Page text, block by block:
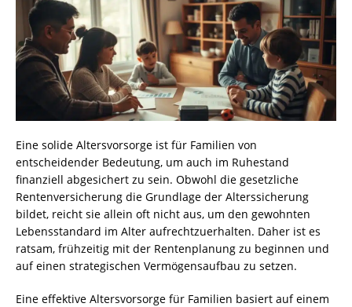
Eine solide Altersvorsorge ist für Familien von
entscheidender Bedeutung, um auch im Ruhestand
finanziell abgesichert zu sein. Obwohl die gesetzliche
Rentenversicherung die Grundlage der Alterssicherung
bildet, reicht sie allein oft nicht aus, um den gewohnten
Lebensstandard im Alter aufrechtzuerhalten. Daher ist es
ratsam, frühzeitig mit der Rentenplanung zu beginnen und
auf einen strategischen Vermögensaufbau zu setzen.
Eine effektive Altersvorsorge für Familien basiert auf einem